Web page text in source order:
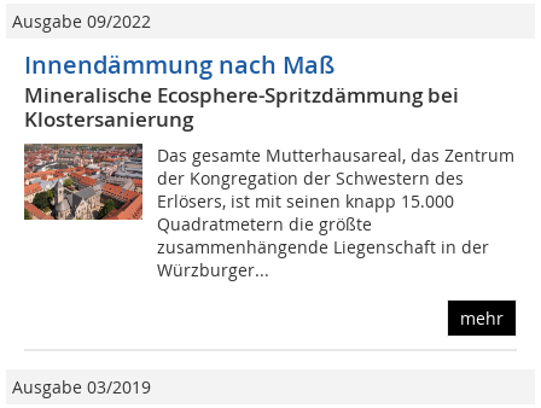
Ausgabe 09/2022
Innendämmung nach Maß
Mineralische Ecosphere-Spritzdämmung bei
Klostersanierung
Das gesamte Mutterhausareal, das Zentrum
der Kongregation der Schwestern des
Erlösers, ist mit seinen knapp 15.000
Quadratmetern die größte
zusammenhängende Liegenschaft in der
Würzburger...
mehr
Ausgabe 03/2019